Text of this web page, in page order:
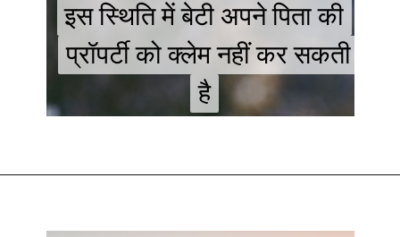
इस स्थिति में बेटी अपने पिता की
प्रॉपर्टी को क्लेम नहीं कर सकती
है
इस स्थिति में बेटी अपने पिता की
प्रॉपर्टी को क्लेम नहीं कर सकती
है